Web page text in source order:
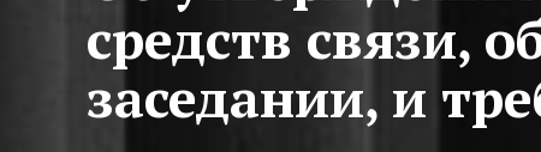
средств связи,
заседании, и